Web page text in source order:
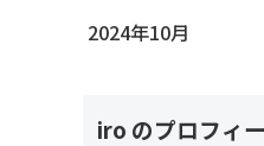
2024年10月
iro のプロフィ